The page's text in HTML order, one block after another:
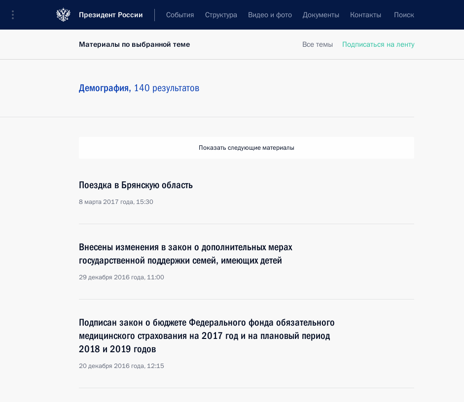
Президент России События Структура Видео и фото Документы Контакты Поиск
Все темы Подписаться на ленту
Материалы по выбранной теме
Демография, 140 результатов
Показать следующие материалы
Поездка в Брянскую область
8 марта 2017 года, 15:30
Внесены изменения в закон о дополнительных мерах
государственной поддержки семей, имеющих детей
29 декабря 2016 года, 11:00
Подписан закон о бюджете Федерального фонда обязательного
медицинского страхования на 2017 год и на плановый период
2018 и 2019 годов
20 декабря 2016 года, 12:15